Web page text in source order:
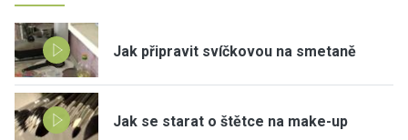
Jak připravit svíčkovou na smetaně
Jak se starat o štětce na make-up